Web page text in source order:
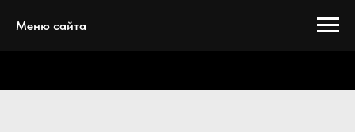
Меню сайта